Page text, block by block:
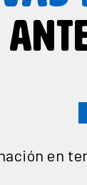
en